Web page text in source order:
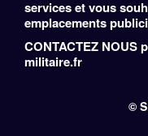
services et vous
emplacements
CONTACTEZ NOUS
militaire.fr
©